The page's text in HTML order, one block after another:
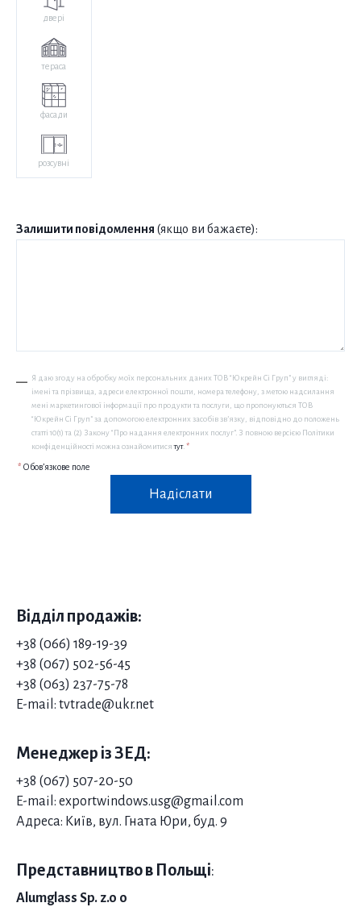
двері
тераса
фасади
розсувні
Залишити повідомлення (якщо ви бажаєте):
Я даю згоду на обробку моїх персональних даних ТОВ “Юкрейн Сі Груп” у вигляді:
імені та прізвища, адреси електронної пошти, номера телефону, з метою надсилання
мені маркетингової інформації про продукти та послуги, що пропонуються ТОВ
“Юкрейн Сі Груп” за допомогою електронних засобів зв’язку, відповідно до положень
статті 10(1) та (2) Закону “Про надання електронних послуг”. З повною версією Політики
конфіденційності можна ознайомитисятут. *
* Обов’язкове поле
Надіслати
Відділ продажів:
+38 (066) 189-19-39
+38 (067) 502-56-45
+38 (063) 237-75-78
E-mail: tvtrade@ukr.net
Менеджер із ЗЕД:
+38 (067) 507-20-50
E-mail: exportwindows.usg@gmail.com
Адреса: Київ, вул. Гната Юри, буд. 9
Представництво в Польщі:
Alumglass Sp. z.o o